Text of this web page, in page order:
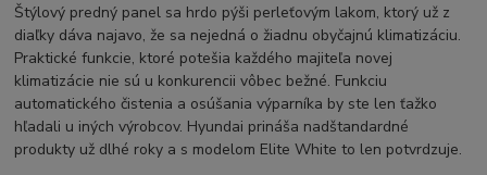
Štýlový predný panel sa hrdo pýši perleťovým lakom, ktorý už z
diaľky dáva najavo, že sa nejedná o žiadnu obyčajnú klimatizáciu.
Praktické funkcie, ktoré potešia každého majiteľa novej
klimatizácie nie sú u konkurencii vôbec bežné. Funkciu
automatického čistenia a osúšania výparníka by ste len ťažko
hľadali u iných výrobcov. Hyundai prináša nadštandardné
produkty už dlhé roky a s modelom Elite White to len potvrdzuje.